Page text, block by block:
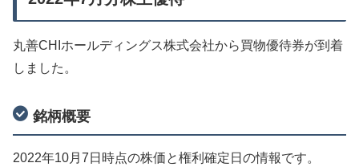
丸善CHIホールディングス株式会社から買物優待券が到着
しました。
銘柄概要
2022年10月7日時点の株価と権利確定日の情報です。